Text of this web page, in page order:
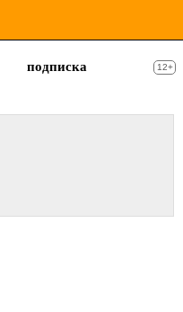
подписка
12+